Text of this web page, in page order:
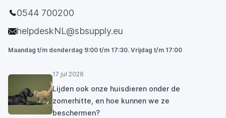
0544 700200
helpdeskNL@sbsupply.eu
Maandag t/m donderdag 9:00 t/m 17:30. Vrijdag t/m 17:00
17 jul 2026
Lijden ook onze huisdieren onder de
zomerhitte, en hoe kunnen we ze
beschermen?